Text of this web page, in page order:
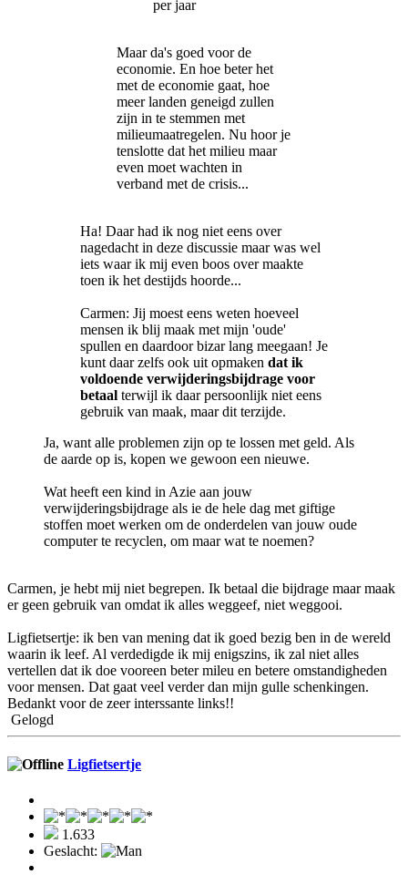
per jaar
Maar da's goed voor de
economie. En hoe beter het
met de economie gaat, hoe
meer landen geneigd zullen
zijn in te stemmen met
milieumaatregelen. Nu hoor je
tenslotte dat het milieu maar
even moet wachten in
verband met de crisis...
Ha! Daar had ik nog niet eens over
nagedacht in deze discussie maar was wel
iets waar ik mij even boos over maakte
toen ik het destijds hoorde...
Carmen: Jij moest eens weten hoeveel
mensen ik blij maak met mijn 'oude'
spullen en daardoor bizar lang meegaan! Je
kunt daar zelfs ook uit opmaken dat ik
voldoende verwijderingsbijdrage voor
betaal terwijl ik daar persoonlijk niet eens
gebruik van maak, maar dit terzijde.
Ja, want alle problemen zijn op te lossen met geld. Als
de aarde op is, kopen we gewoon een nieuwe.
Wat heeft een kind in Azie aan jouw
verwijderingsbijdrage als ie de hele dag met giftige
stoffen moet werken om de onderdelen van jouw oude
computer te recyclen, om maar wat te noemen?
Carmen, je hebt mij niet begrepen. Ik betaal die bijdrage maar maak
er geen gebruik van omdat ik alles weggeef, niet weggooi.
Ligfietsertje: ik ben van mening dat ik goed bezig ben in de wereld
waarin ik leef. Al verdedigde ik mij enigszins, ik zal niet alles
vertellen dat ik doe vooreen beter mileu en betere omstandigheden
voor mensen. Dat gaat veel verder dan mijn gulle schenkingen.
Bedankt voor de zeer interssante links!!
Gelogd
Ligfietsertje
1.633
Geslacht: